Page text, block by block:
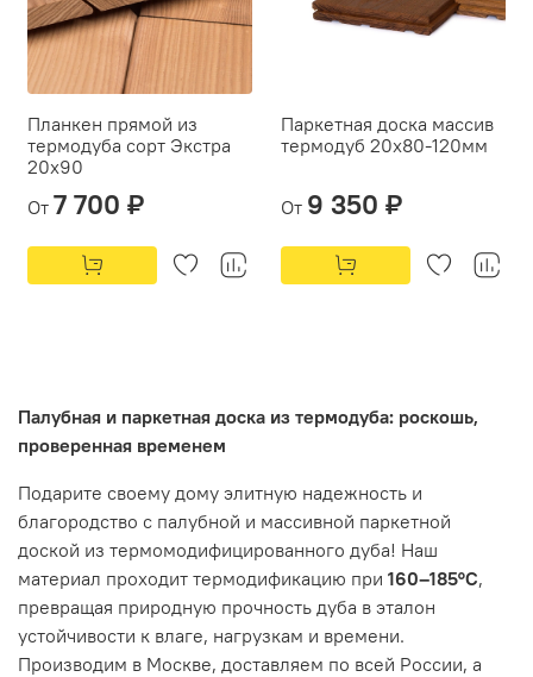
Планкен прямой из
термодуба сорт Экстра
20х90
От 7 700 ₽
Паркетная доска массив
термодуб 20х80-120мм
От 9 350 ₽
Палубная и паркетная доска из термодуба: роскошь,
проверенная временем
Подарите своему дому элитную надежность и
благородство с палубной и массивной паркетной
доской из термомодифицированного дуба! Наш
материал проходит термодификацию при 160–185°C,
превращая природную прочность дуба в эталон
устойчивости к влаге, нагрузкам и времени.
Производим в Москве, доставляем по всей России, а